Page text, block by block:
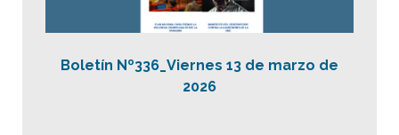
Boletín Nº336_Viernes 13 de marzo de
2026